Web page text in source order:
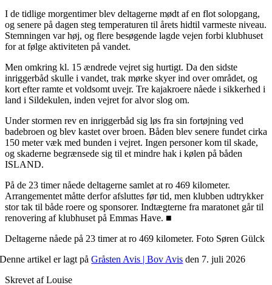
I de tidlige morgentimer blev deltagerne mødt af en flot solopgang,
og senere på dagen steg temperaturen til årets hidtil varmeste niveau.
Stemningen var høj, og flere besøgende lagde vejen forbi klubhuset
for at følge aktiviteten på vandet.
Men omkring kl. 15 ændrede vejret sig hurtigt. Da den sidste
inriggerbåd skulle i vandet, trak mørke skyer ind over området, og
kort efter ramte et voldsomt uvejr. Tre kajakroere nåede i sikkerhed i
land i Sildekulen, inden vejret for alvor slog om.
Under stormen rev en inriggerbåd sig løs fra sin fortøjning ved
badebroen og blev kastet over broen. Båden blev senere fundet cirka
150 meter væk med bunden i vejret. Ingen personer kom til skade,
og skaderne begrænsede sig til et mindre hak i kølen på båden
ISLAND.
På de 23 timer nåede deltagerne samlet at ro 469 kilometer.
Arrangementet måtte derfor afsluttes før tid, men klubben udtrykker
stor tak til både roere og sponsorer. Indtægterne fra maratonet går til
renovering af klubhuset på Emmas Have. ■
Deltagerne nåede på 23 timer at ro 469 kilometer. Foto Søren Gülck
Denne artikel er lagt påGråsten Avis | Bov Avis den 7. juli 2026
Skrevet af Louise